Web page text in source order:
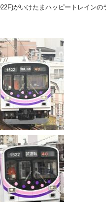
がいけたまハッピートレイン